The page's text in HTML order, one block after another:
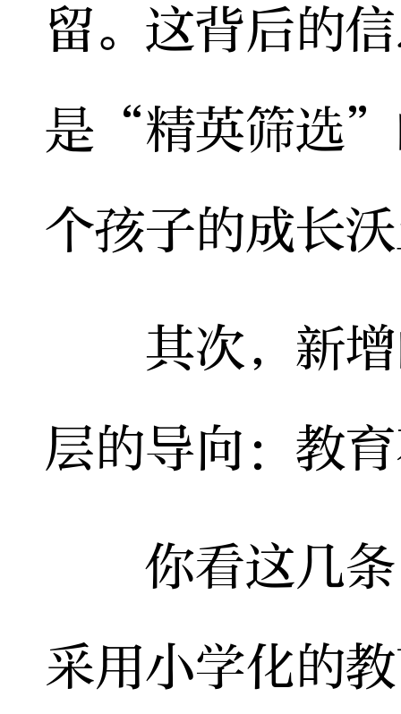
留。这背后的
是“精英筛选”
个孩子的成长
其次，新增
层的导向：教
你看这几条
采用小学化的